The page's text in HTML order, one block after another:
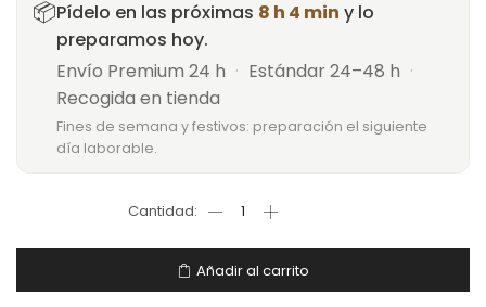
📦Pídelo en las próximas 8 h 4 min y lo
preparamos hoy.
Envío Premium 24 h · Estándar 24–48 h ·
Recogida en tienda
Fines de semana y festivos: preparación el siguiente
día laborable.
Añadir al carrito